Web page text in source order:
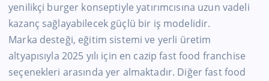
yenilikçi burger konseptiyle yatırımcısına uzun vadeli
kazanç sağlayabilecek güçlü bir iş modelidir.
Marka desteği, eğitim sistemi ve yerli üretim
altyapısıyla 2025 yılı için en cazip fast food franchise
seçenekleri arasında yer almaktadır. Diğer fast food